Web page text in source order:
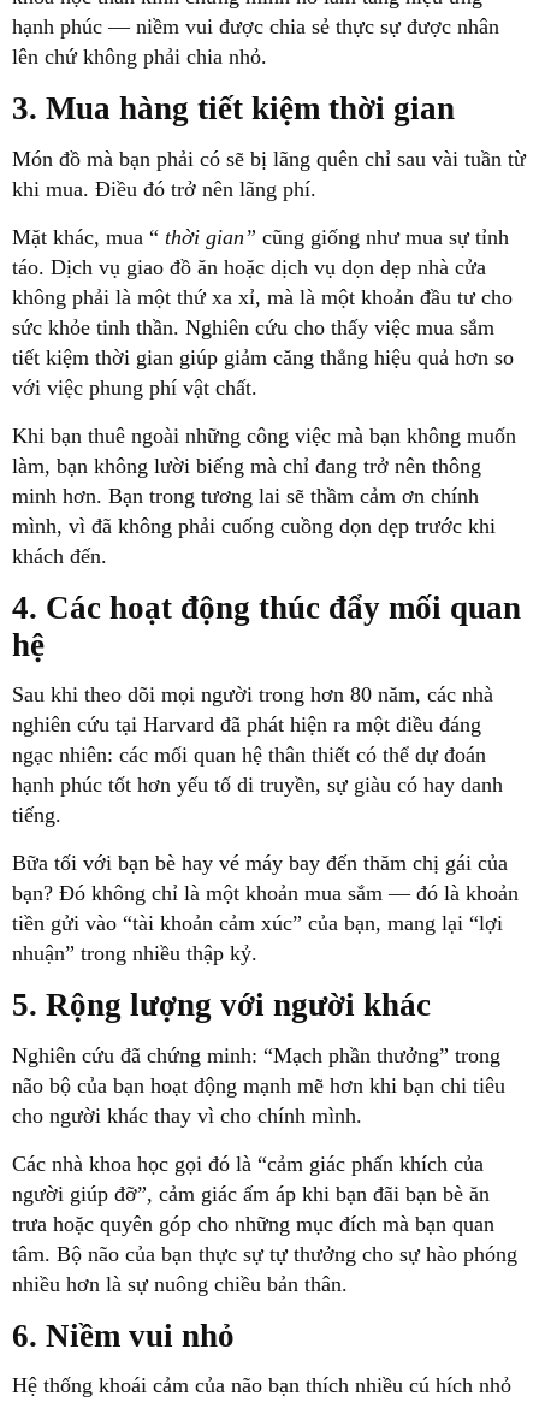
hạnh phúc — niềm vui được chia sẻ thực sự được nhân
lên chứ không phải chia nhỏ.
3. Mua hàng tiết kiệm thời gian
Món đồ mà bạn phải có sẽ bị lãng quên chỉ sau vài tuần từ
khi mua. Điều đó trở nên lãng phí.
Mặt khác, mua “ thời gian” cũng giống như mua sự tỉnh
táo. Dịch vụ giao đồ ăn hoặc dịch vụ dọn dẹp nhà cửa
không phải là một thứ xa xỉ, mà là một khoản đầu tư cho
sức khỏe tinh thần. Nghiên cứu cho thấy việc mua sắm
tiết kiệm thời gian giúp giảm căng thẳng hiệu quả hơn so
với việc phung phí vật chất.
Khi bạn thuê ngoài những công việc mà bạn không muốn
làm, bạn không lười biếng mà chỉ đang trở nên thông
minh hơn. Bạn trong tương lai sẽ thầm cảm ơn chính
mình, vì đã không phải cuống cuồng dọn dẹp trước khi
khách đến.
4. Các hoạt động thúc đẩy mối quan
hệ
Sau khi theo dõi mọi người trong hơn 80 năm, các nhà
nghiên cứu tại Harvard đã phát hiện ra một điều đáng
ngạc nhiên: các mối quan hệ thân thiết có thể dự đoán
hạnh phúc tốt hơn yếu tố di truyền, sự giàu có hay danh
tiếng.
Bữa tối với bạn bè hay vé máy bay đến thăm chị gái của
bạn? Đó không chỉ là một khoản mua sắm — đó là khoản
tiền gửi vào “tài khoản cảm xúc” của bạn, mang lại “lợi
nhuận” trong nhiều thập kỷ.
5. Rộng lượng với người khác
Nghiên cứu đã chứng minh: “Mạch phần thưởng” trong
não bộ của bạn hoạt động mạnh mẽ hơn khi bạn chi tiêu
cho người khác thay vì cho chính mình.
Các nhà khoa học gọi đó là “cảm giác phấn khích của
người giúp đỡ”, cảm giác ấm áp khi bạn đãi bạn bè ăn
trưa hoặc quyên góp cho những mục đích mà bạn quan
tâm. Bộ não của bạn thực sự tự thưởng cho sự hào phóng
nhiều hơn là sự nuông chiều bản thân.
6. Niềm vui nhỏ
Hệ thống khoái cảm của não bạn thích nhiều cú hích nhỏ